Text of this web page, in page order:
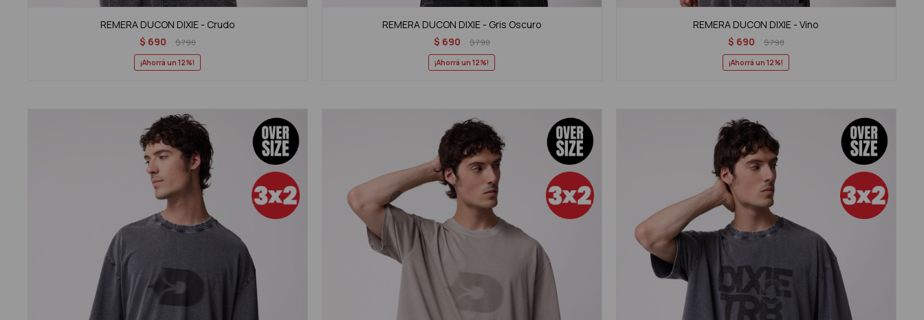
REMERA DUCON DIXIE - Crudo
$ 690 $790
12
REMERA DUCON DIXIE - Gris Oscuro
$ 690 $790
12
REMERA DUCON DIXIE - Vino
$ 690 $790
12